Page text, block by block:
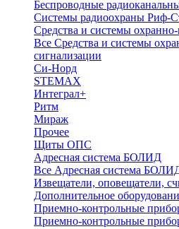
Беспроводные
Системы радиоохраны Риф-
Средства и системы
Все Средства и системы
сигнализации
Си-Норд
STEMAX
Интеграл+
Ритм
Мираж
Прочее
Щиты ОПС
Адресная система БОЛИД
Все Адресная система
Извещатели, оповещатели,
Дополнительное
Приемно-контрольные
Приемно-контрольные